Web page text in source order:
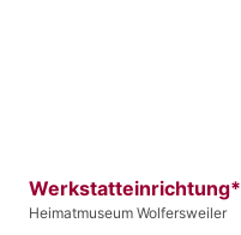
Werkstatteinrichtung*
Heimatmuseum Wolfersweiler